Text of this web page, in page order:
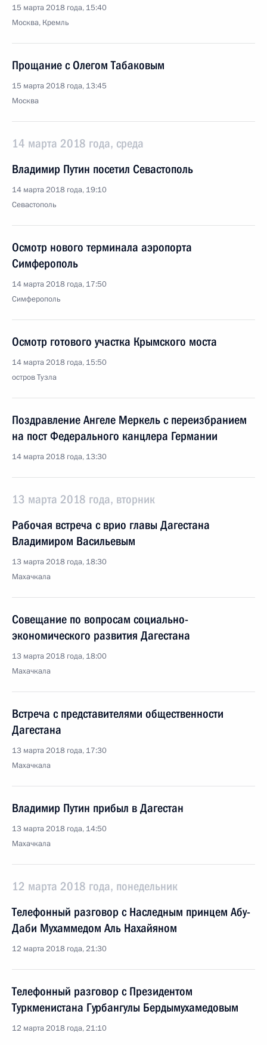
15 марта 2018 года, 15:40
Москва, Кремль
Прощание с Олегом Табаковым
15 марта 2018 года, 13:45
Москва
14 марта 2018 года, среда
Владимир Путин посетил Севастополь
14 марта 2018 года, 19:10
Севастополь
Осмотр нового терминала аэропорта
Симферополь
14 марта 2018 года, 17:50
Симферополь
Осмотр готового участка Крымского моста
14 марта 2018 года, 15:50
остров Тузла
Поздравление Ангеле Меркель с переизбранием
на пост Федерального канцлера Германии
14 марта 2018 года, 13:30
13 марта 2018 года, вторник
Рабочая встреча с врио главы Дагестана
Владимиром Васильевым
13 марта 2018 года, 18:30
Махачкала
Совещание по вопросам социально-
экономического развития Дагестана
13 марта 2018 года, 18:00
Махачкала
Встреча с представителями общественности
Дагестана
13 марта 2018 года, 17:30
Махачкала
Владимир Путин прибыл в Дагестан
13 марта 2018 года, 14:50
Махачкала
12 марта 2018 года, понедельник
Телефонный разговор с Наследным принцем Абу-
Даби Мухаммедом Аль Нахайяном
12 марта 2018 года, 21:30
Телефонный разговор с Президентом
Туркменистана Гурбангулы Бердымухамедовым
12 марта 2018 года, 21:10